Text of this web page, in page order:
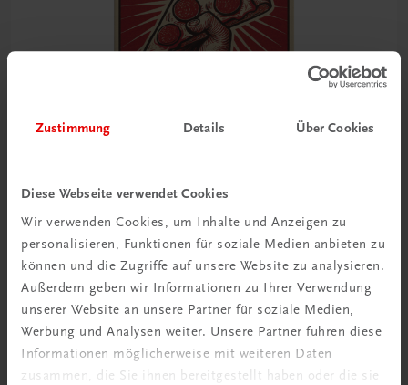
Zustimmung Details Über Cookies
Diese Webseite verwendet Cookies
Wir verwenden Cookies, um Inhalte und Anzeigen zu
personalisieren, Funktionen für soziale Medien anbieten zu
können und die Zugriffe auf unsere Website zu analysieren.
Außerdem geben wir Informationen zu Ihrer Verwendung
unserer Website an unsere Partner für soziale Medien,
Werbung und Analysen weiter. Unsere Partner führen diese
Informationen möglicherweise mit weiteren Daten
zusammen, die Sie ihnen bereitgestellt haben oder die sie
In Pizza we crust
Die Welt is(s)t eine Scheibe
€ 46,30